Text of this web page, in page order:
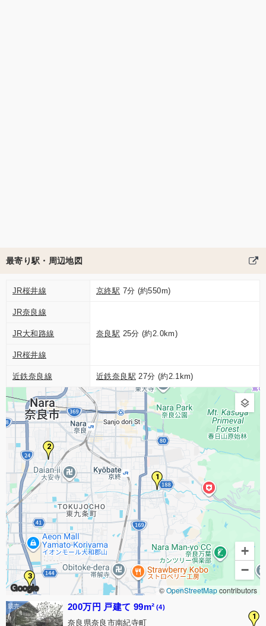
最寄り駅・周辺地図
JR桜井線 京終駅 7分 (約550m)
JR奈良線
奈良駅 25分 (約2.0km)
JR大和路線
JR桜井線
近鉄奈良線 近鉄奈良駅 27分 (約2.1km)
1
2
3
Google
+
−
©OpenStreetMapcontributors
1
200万円 戸建て 99m² (4)
奈良県奈良市南紀寺町